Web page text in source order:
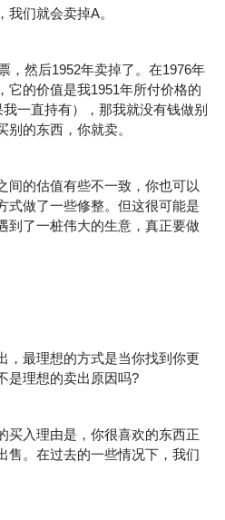
们就会卖掉A。
，然后1952年卖掉了。在1976年
它的价值是我1951年所付价格的
一直持有），那我就没有钱做别
的东西，你就卖。
间的估值有些不一致，你也可以
式做了一些修整。但这很可能是
到了一桩伟大的生意，真正要做
，最理想的方式是当你找到你更
是理想的卖出原因吗?
买入理由是，你很喜欢的东西正
售。在过去的一些情况下，我们